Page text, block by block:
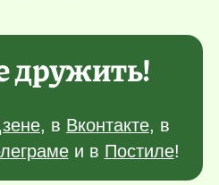
дружить!
, в Вконтакте, в
и в Постиле!